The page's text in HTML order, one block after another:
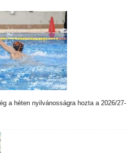
a héten nyilvánosságra hozta a 2026/27-